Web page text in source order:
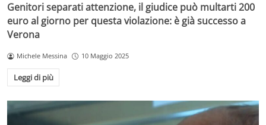
Genitori separati attenzione, il giudice può multarti 200
euro al giorno per questa violazione: è già successo a
Verona
Michele Messina 10 Maggio 2025
Leggi di più